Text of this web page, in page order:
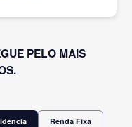
PELO MAIS
Renda Fixa